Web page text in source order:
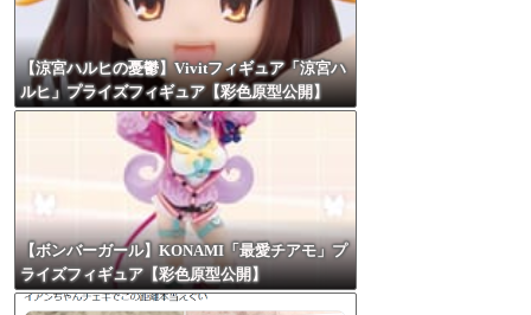
【涼宮ハルヒの憂鬱】Vivitフィギュア「涼宮ハ
ルヒ」プライズフィギュア【彩色原型公開】
【ボンバーガール】KONAMI「最愛チアモ」プ
ライズフィギュア【彩色原型公開】